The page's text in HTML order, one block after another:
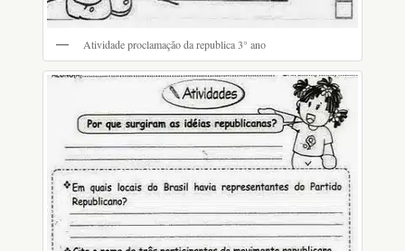
Atividade proclamação da republica 3° ano